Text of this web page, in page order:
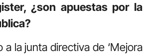
¿son apuestas por la
la junta directiva de ‘Mejora